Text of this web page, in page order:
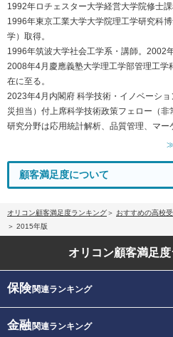
1992年ロチェスター大学経営大学院修士課
1996年東京工業大学大学院理工学研究科
学）取得。
1996年筑波大学社会工学系・講師。2002
2008年4月慶應義塾大学理工学部管理工
在に至る。
2023年4月内閣府 科学技術・イノベーシ
災担当）付上席科学技術政策フェロー（非
研究分野は応用統計解析、品質管理、マー
≫
顧客満足度について
オリコン顧客満足度ランキング
おすすめの高校
2015年版
オリコン顧客満足度
保険関連ランキング
金融関連ランキング